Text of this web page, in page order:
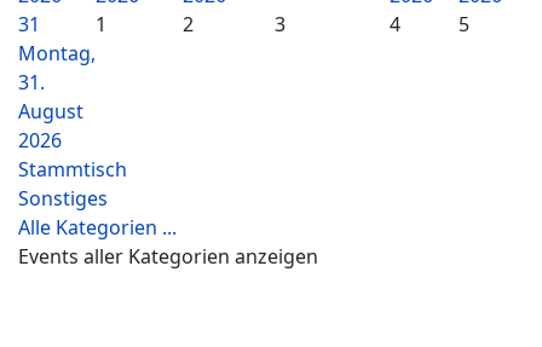
31
Montag,
31.
August
2026
1 2 3 4 5
Stammtisch
Sonstiges
Alle Kategorien ...
Events aller Kategorien anzeigen